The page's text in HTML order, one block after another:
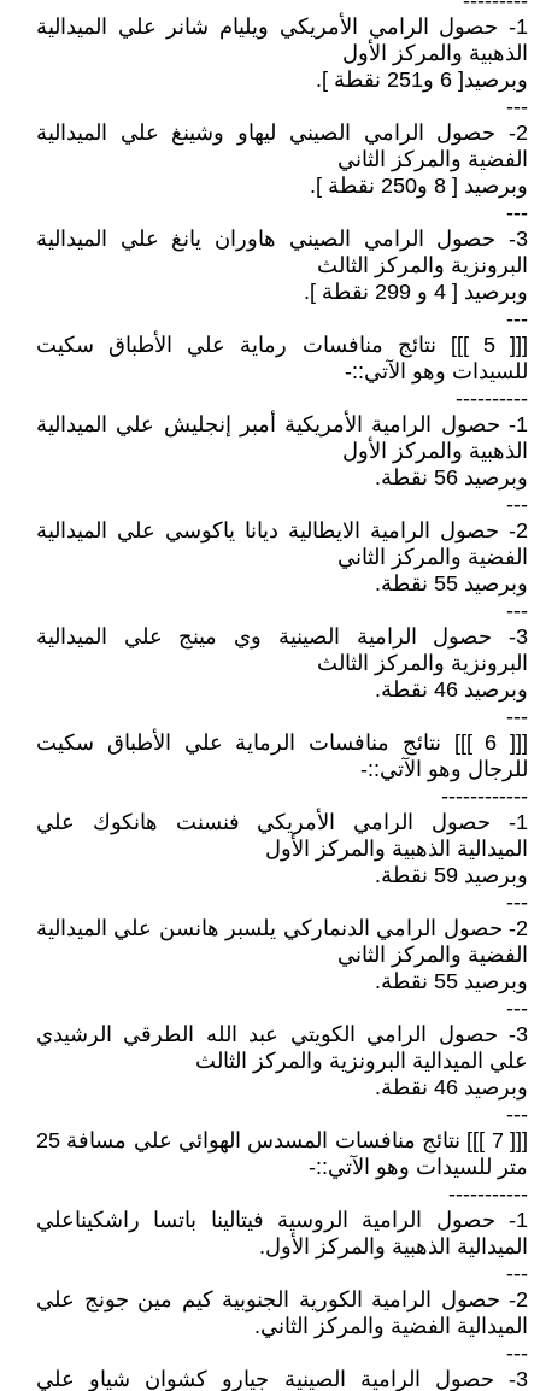
1- حصول الرامي الأمريكي ويليام شانر علي الميدالية
الذهبية والمركز الأول
وبرصيد[ 6 و251 نقطة ].
---
2- حصول الرامي الصيني ليهاو وشينغ علي الميدالية
الفضية والمركز الثاني
وبرصيد [ 8 و250 نقطة ].
---
3- حصول الرامي الصيني هاوران يانغ علي الميدالية
البرونزية والمركز الثالث
وبرصيد [ 4 و 299 نقطة ].
---
[[[ 5 ]]] نتائج منافسات رماية علي الأطباق سكيت
للسيدات وهو الآتي::-
----------
1- حصول الرامية الأمريكية أمبر إنجليش علي الميدالية
الذهبية والمركز الأول
وبرصيد 56 نقطة.
---
2- حصول الرامية الايطالية ديانا ياكوسي علي الميدالية
الفضية والمركز الثاني
وبرصيد 55 نقطة.
---
3- حصول الرامية الصينية وي مينج علي الميدالية
البرونزية والمركز الثالث
وبرصيد 46 نقطة.
---
[[[ 6 ]]] نتائج منافسات الرماية علي الأطباق سكيت
للرجال وهو الآتي::-
------------
1- حصول الرامي الأمريكي فنسنت هانكوك علي
الميدالية الذهبية والمركز الأول
وبرصيد 59 نقطة.
---
2- حصول الرامي الدنماركي يلسبر هانسن علي الميدالية
الفضية والمركز الثاني
وبرصيد 55 نقطة.
---
3- حصول الرامي الكويتي عبد الله الطرقي الرشيدي
علي الميدالية البرونزية والمركز الثالث
وبرصيد 46 نقطة.
---
[[[ 7 ]]] نتائج منافسات المسدس الهوائي علي مسافة 25
متر للسيدات وهو الآتي::-
-----------
1- حصول الرامية الروسية فيتالينا باتسا راشكيناعلي
الميدالية الذهبية والمركز الأول.
---
2- حصول الرامية الكورية الجنوبية كيم مين جونج علي
الميدالية الفضية والمركز الثاني.
---
3- حصول الرامية الصينية جيارو كشوان شياو علي